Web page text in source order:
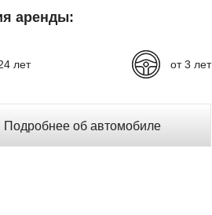
аренды:
лет от 3 лет
Подробнее об автомобиле